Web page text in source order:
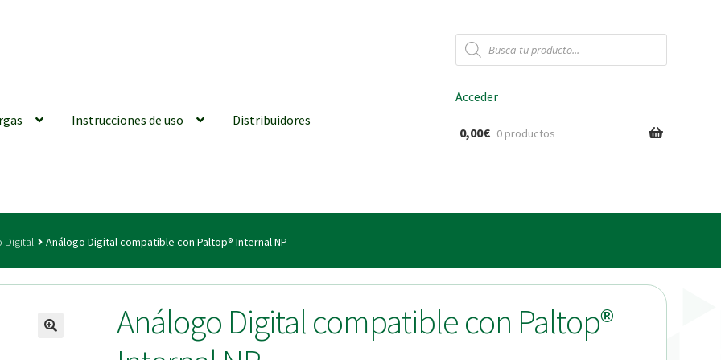
Búsqueda
de
productos
Instrucciones de uso Distribuidores
generales Conexiones CAD CAM Distribuidores
| Tienda Online!
Acceder
0,00€ 0 productos
Digital Análogo Digital compatible con Paltop® Internal NP
Análogo Digital compatible con Paltop®